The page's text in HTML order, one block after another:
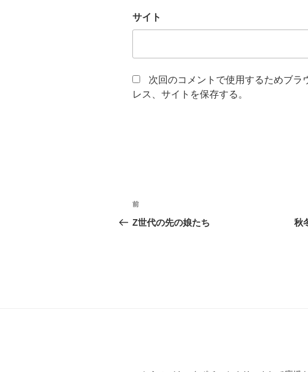
サイト
次回のコメントで使用するためブラ
レス、サイトを保存する。
投
稿
前
の
前
Z世代の先の娘たち
秋